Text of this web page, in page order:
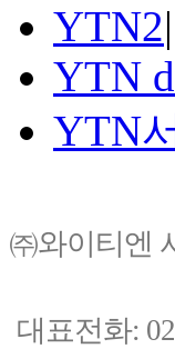
YTN2|
YTN
YTN
㈜와이티엔
대표전화: